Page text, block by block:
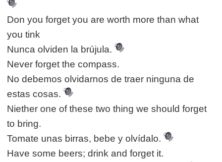
Don you forget you are worth more than what
you tink
Nunca olviden la brújula.
Never forget the compass.
No debemos olvidarnos de traer ninguna de
estas cosas.
Niether one of these two thing we should forget
to bring.
Tomate unas birras, bebe y olvídalo.
Have some beers; drink and forget it.